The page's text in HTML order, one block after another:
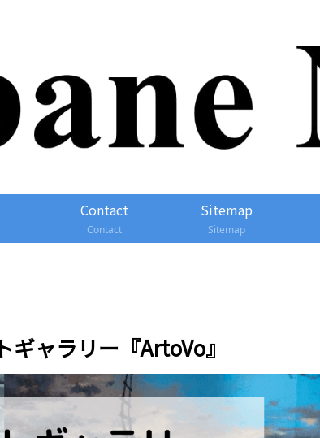
Contact
Contact
Sitemap
Sitemap
ャラリー『ArtoVo』